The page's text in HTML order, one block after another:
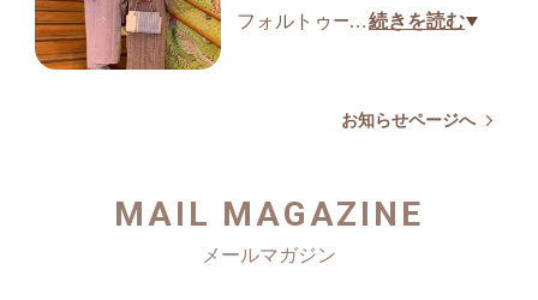
を座学でも学びます。家にあ
ク質なども摂り入れられるお
に参加していただける交流会
にご活用ください。
ents-detail/81105221535501?t
フォルトゥーナ名古屋では
す。
10月16日（木）10時〜15時
…続きを読む
お知らせページへ
MAIL MAGAZINE